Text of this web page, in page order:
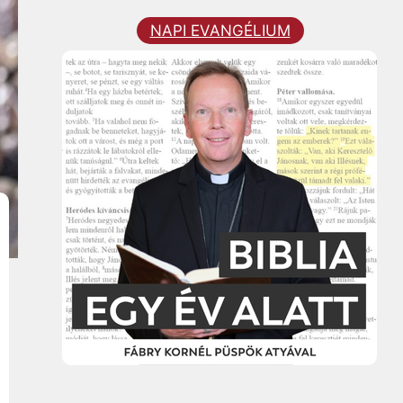
NAPI EVANGÉLIUM